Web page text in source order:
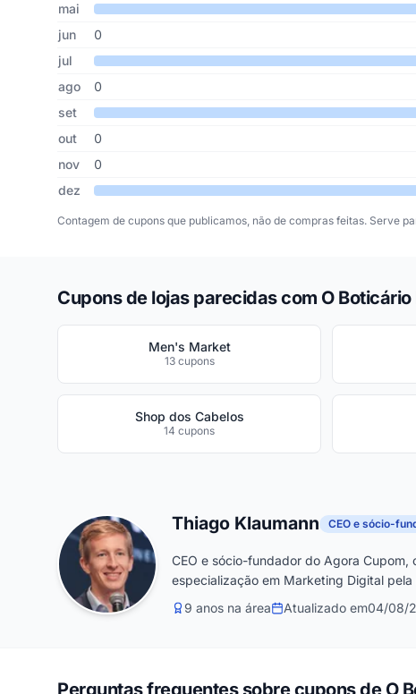
mai
jun
0
jul
ago
0
set
out
0
nov
0
dez
Contagem de cupons que publicamos, não de compras feitas. Serve
Cupons de lojas parecidas com O
Men's Market
13 cupons
Shop dos Cabelos
14 cupons
Thiago Klaumann CEO e sócio-
CEO e sócio-fundador do Agora
especialização em Marketing Digital
9 anos na área
Atualizado em04/08/